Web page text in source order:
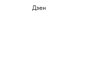
Дзен